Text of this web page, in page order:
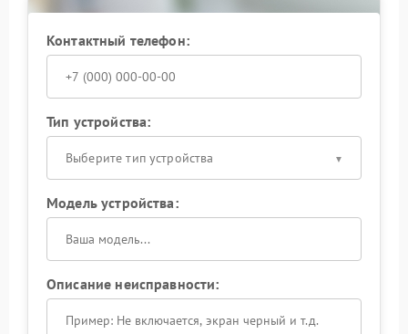
Контактный телефон:
Тип устройства:
Выберите тип устройства
Модель устройства:
Описание неисправности: